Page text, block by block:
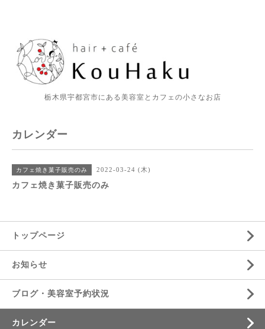
栃木県宇都宮市にある美容室とカフェの小さなお店
カレンダー
カフェ焼き菓子販売のみ 2022-03-24 (木)
カフェ焼き菓子販売のみ
トップページ
お知らせ
ブログ・美容室予約状況
カレンダー